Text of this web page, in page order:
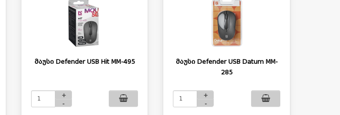
მაუსი Defender USB Hit MM-495
+
-
მაუსი Defender USB Datum MM-
285
+
-